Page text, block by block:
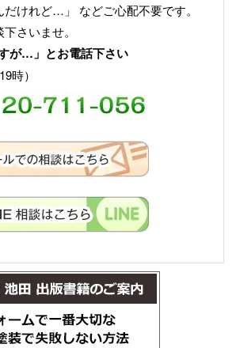
けれど…」 などご心配不要です。
さいませ。
が…」とお電話下さい
時）